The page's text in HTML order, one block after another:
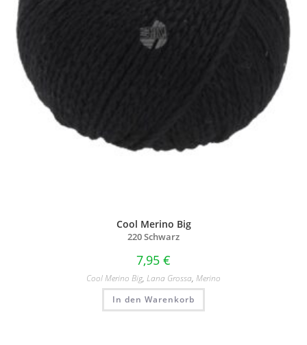
Cool Merino Big
220 Schwarz
7,95 €
Cool Merino Big, Lana Grossa, Merino
In den Warenkorb